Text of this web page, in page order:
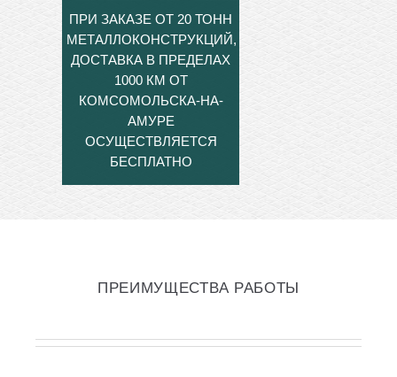
ПРИ ЗАКАЗЕ ОТ 20 ТОНН
МЕТАЛЛОКОНСТРУКЦИЙ,
ДОСТАВКА В ПРЕДЕЛАХ
1000 КМ ОТ
КОМСОМОЛЬСКА-НА-
АМУРЕ
ОСУЩЕСТВЛЯЕТСЯ
БЕСПЛАТНО
ПРЕИМУЩЕСТВА РАБОТЫ